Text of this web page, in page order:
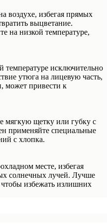
воздухе, избегая прямых
выцветание.
на низкой температуре,
температуре исключительно
утюга на лицевую часть,
может привести к
мягкую щетку или губку с
применяйте специальные
с хлопка.
месте, избегая
солнечных лучей. Лучше
чтобы избежать излишних